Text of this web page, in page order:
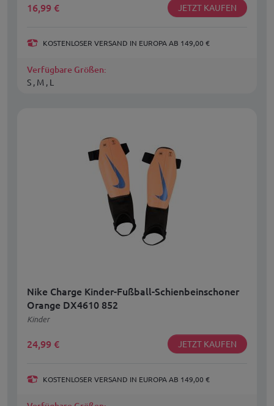
16,99 € JETZT KAUFEN
KOSTENLOSER VERSAND IN EUROPA AB 149,00 €
Verfügbare Größen:
S , M , L
Nike Charge Kinder-Fußball-Schienbeinschoner
Orange DX4610 852
Kinder
24,99 € JETZT KAUFEN
KOSTENLOSER VERSAND IN EUROPA AB 149,00 €